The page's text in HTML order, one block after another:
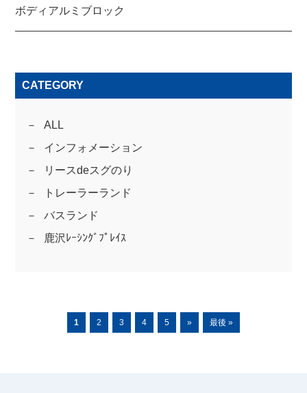
ボディアルミブロック
CATEGORY
ALL
インフォメーション
リースdeスグのり
トレーラーランド
バスランド
鹿沢ﾚｰｼﾝｸﾞﾌﾟﾚｲｽ
1 2 3 4 5 » 最後 »